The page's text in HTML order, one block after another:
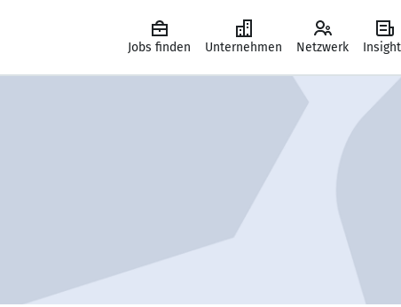
Jobs finden Unternehmen Netzwerk